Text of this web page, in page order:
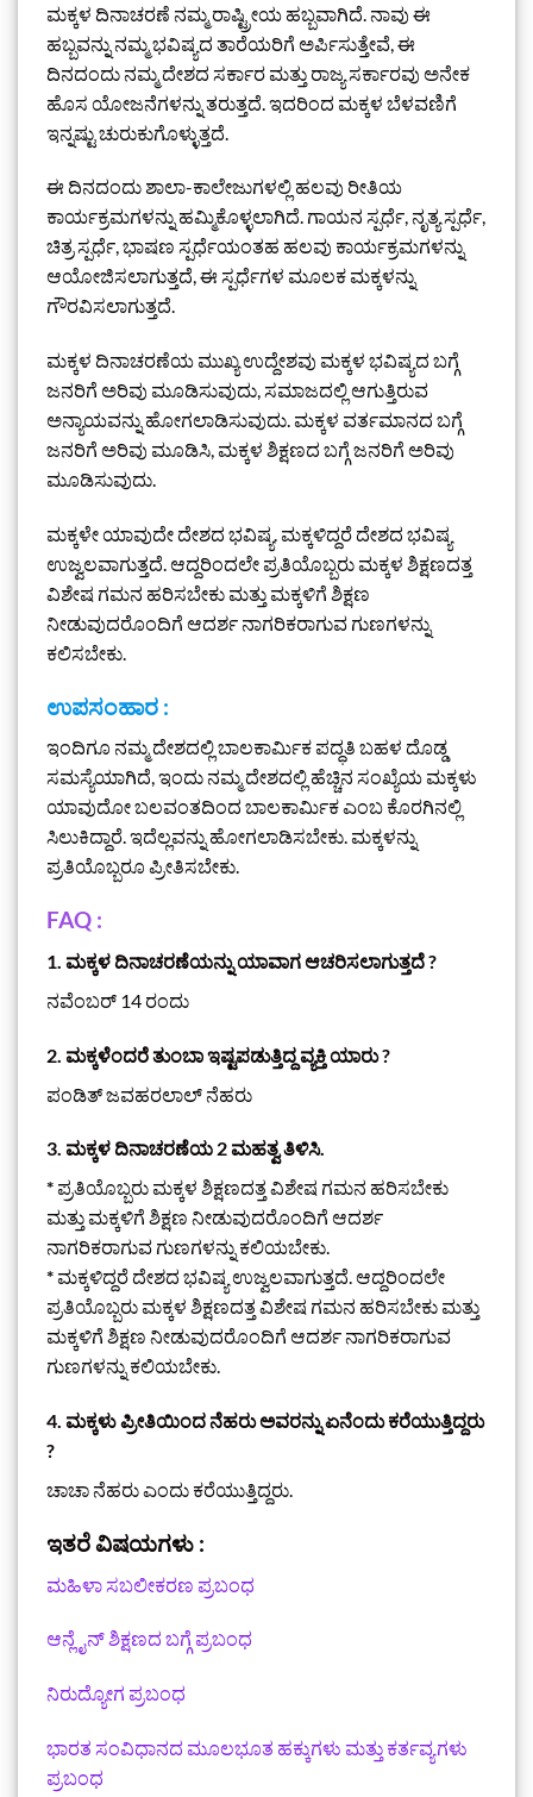
ಮಕ್ಕಳ ದಿನಾಚರಣೆ ನಮ್ಮ ರಾಷ್ಟ್ರೀಯ ಹಬ್ಬವಾಗಿದೆ. ನಾವು ಈ
ಹಬ್ಬವನ್ನು ನಮ್ಮ ಭವಿಷ್ಯದ ತಾರೆಯರಿಗೆ ಅರ್ಪಿಸುತ್ತೇವೆ, ಈ
ದಿನದಂದು ನಮ್ಮ ದೇಶದ ಸರ್ಕಾರ ಮತ್ತು ರಾಜ್ಯ ಸರ್ಕಾರವು ಅನೇಕ
ಹೊಸ ಯೋಜನೆಗಳನ್ನು ತರುತ್ತದೆ. ಇದರಿಂದ ಮಕ್ಕಳ ಬೆಳವಣಿಗೆ
ಇನ್ನಷ್ಟು ಚುರುಕುಗೊಳ್ಳುತ್ತದೆ.
ಈ ದಿನದಂದು ಶಾಲಾ-ಕಾಲೇಜುಗಳಲ್ಲಿ ಹಲವು ರೀತಿಯ
ಕಾರ್ಯಕ್ರಮಗಳನ್ನು ಹಮ್ಮಿಕೊಳ್ಳಲಾಗಿದೆ. ಗಾಯನ ಸ್ಪರ್ಧೆ, ನೃತ್ಯ ಸ್ಪರ್ಧೆ,
ಚಿತ್ರ ಸ್ಪರ್ಧೆ, ಭಾಷಣ ಸ್ಪರ್ಧೆಯಂತಹ ಹಲವು ಕಾರ್ಯಕ್ರಮಗಳನ್ನು
ಆಯೋಜಿಸಲಾಗುತ್ತದೆ, ಈ ಸ್ಪರ್ಧೆಗಳ ಮೂಲಕ ಮಕ್ಕಳನ್ನು
ಗೌರವಿಸಲಾಗುತ್ತದೆ.
ಮಕ್ಕಳ ದಿನಾಚರಣೆಯ ಮುಖ್ಯ ಉದ್ದೇಶವು ಮಕ್ಕಳ ಭವಿಷ್ಯದ ಬಗ್ಗೆ
ಜನರಿಗೆ ಅರಿವು ಮೂಡಿಸುವುದು, ಸಮಾಜದಲ್ಲಿ ಆಗುತ್ತಿರುವ
ಅನ್ಯಾಯವನ್ನು ಹೋಗಲಾಡಿಸುವುದು. ಮಕ್ಕಳ ವರ್ತಮಾನದ ಬಗ್ಗೆ
ಜನರಿಗೆ ಅರಿವು ಮೂಡಿಸಿ, ಮಕ್ಕಳ ಶಿಕ್ಷಣದ ಬಗ್ಗೆ ಜನರಿಗೆ ಅರಿವು
ಮೂಡಿಸುವುದು.
ಮಕ್ಕಳೇ ಯಾವುದೇ ದೇಶದ ಭವಿಷ್ಯ. ಮಕ್ಕಳಿದ್ದರೆ ದೇಶದ ಭವಿಷ್ಯ
ಉಜ್ವಲವಾಗುತ್ತದೆ. ಆದ್ದರಿಂದಲೇ ಪ್ರತಿಯೊಬ್ಬರು ಮಕ್ಕಳ ಶಿಕ್ಷಣದತ್ತ
ವಿಶೇಷ ಗಮನ ಹರಿಸಬೇಕು ಮತ್ತು ಮಕ್ಕಳಿಗೆ ಶಿಕ್ಷಣ
ನೀಡುವುದರೊಂದಿಗೆ ಆದರ್ಶ ನಾಗರಿಕರಾಗುವ ಗುಣಗಳನ್ನು
ಕಲಿಸಬೇಕು.
ಉಪಸಂಹಾರ :
ಇಂದಿಗೂ ನಮ್ಮ ದೇಶದಲ್ಲಿ ಬಾಲಕಾರ್ಮಿಕ ಪದ್ಧತಿ ಬಹಳ ದೊಡ್ಡ
ಸಮಸ್ಯೆಯಾಗಿದೆ, ಇಂದು ನಮ್ಮ ದೇಶದಲ್ಲಿ ಹೆಚ್ಚಿನ ಸಂಖ್ಯೆಯ ಮಕ್ಕಳು
ಯಾವುದೋ ಬಲವಂತದಿಂದ ಬಾಲಕಾರ್ಮಿಕ ಎಂಬ ಕೊರಗಿನಲ್ಲಿ
ಸಿಲುಕಿದ್ದಾರೆ. ಇದೆಲ್ಲವನ್ನು ಹೋಗಲಾಡಿಸಬೇಕು. ಮಕ್ಕಳನ್ನು
ಪ್ರತಿಯೊಬ್ಬರೂ ಪ್ರೀತಿಸಬೇಕು.
FAQ :
1. ಮಕ್ಕಳ ದಿನಾಚರಣೆಯನ್ನು ಯಾವಾಗ ಆಚರಿಸಲಾಗುತ್ತದೆ ?
ನವೆಂಬರ್‌ 14 ರಂದು
2. ಮಕ್ಕಳೆಂದರೆ ತುಂಬಾ ಇಷ್ಟಪಡುತ್ತಿದ್ದ ವ್ಯಕ್ತಿ ಯಾರು ?
ಪಂಡಿತ್‌ ಜವಹರಲಾಲ್‌ ನೆಹರು
3. ಮಕ್ಕಳ ದಿನಾಚರಣೆಯ 2 ಮಹತ್ವ ತಿಳಿಸಿ.
*ಪ್ರತಿಯೊಬ್ಬರು ಮಕ್ಕಳ ಶಿಕ್ಷಣದತ್ತ ವಿಶೇಷ ಗಮನ ಹರಿಸಬೇಕು
ಮತ್ತು ಮಕ್ಕಳಿಗೆ ಶಿಕ್ಷಣ ನೀಡುವುದರೊಂದಿಗೆ ಆದರ್ಶ
ನಾಗರಿಕರಾಗುವ ಗುಣಗಳನ್ನು ಕಲಿಯಬೇಕು.
*ಮಕ್ಕಳಿದ್ದರೆ ದೇಶದ ಭವಿಷ್ಯ ಉಜ್ವಲವಾಗುತ್ತದೆ. ಆದ್ದರಿಂದಲೇ
ಪ್ರತಿಯೊಬ್ಬರು ಮಕ್ಕಳ ಶಿಕ್ಷಣದತ್ತ ವಿಶೇಷ ಗಮನ ಹರಿಸಬೇಕು ಮತ್ತು
ಮಕ್ಕಳಿಗೆ ಶಿಕ್ಷಣ ನೀಡುವುದರೊಂದಿಗೆ ಆದರ್ಶ ನಾಗರಿಕರಾಗುವ
ಗುಣಗಳನ್ನು ಕಲಿಯಬೇಕು.
4. ಮಕ್ಕಳು ಪ್ರೀತಿಯಿಂದ ನೆಹರು ಅವರನ್ನು ಏನೆಂದು ಕರೆಯುತ್ತಿದ್ದರು
?
ಚಾಚಾ ನೆಹರು ಎಂದು ಕರೆಯುತ್ತಿದ್ದರು.
ಇತರೆ ವಿಷಯಗಳು :
ಮಹಿಳಾ ಸಬಲೀಕರಣ ಪ್ರಬಂಧ
ಆನ್ಲೈನ್ ಶಿಕ್ಷಣದ ಬಗ್ಗೆ ಪ್ರಬಂಧ
ನಿರುದ್ಯೋಗ ಪ್ರಬಂಧ
ಭಾರತ ಸಂವಿಧಾನದ ಮೂಲಭೂತ ಹಕ್ಕುಗಳು ಮತ್ತು ಕರ್ತವ್ಯಗಳು
ಪ್ರಬಂಧ